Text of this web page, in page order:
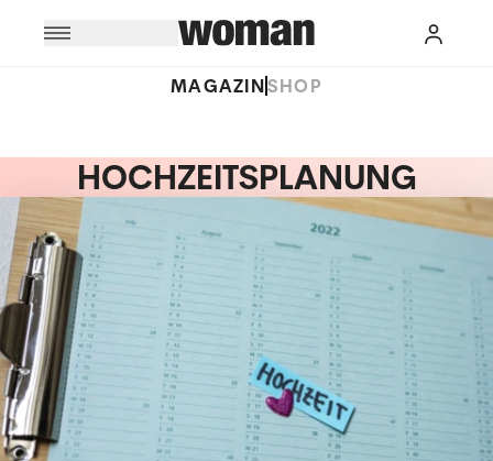
MAGAZINSHOP
HOCHZEITSPLANUNG